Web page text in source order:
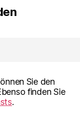
Sie den
finden Sie
.